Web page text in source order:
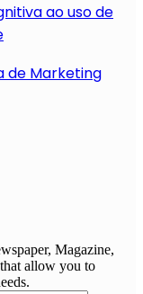
ao uso de
de Marketing
Magazine,
allow you to